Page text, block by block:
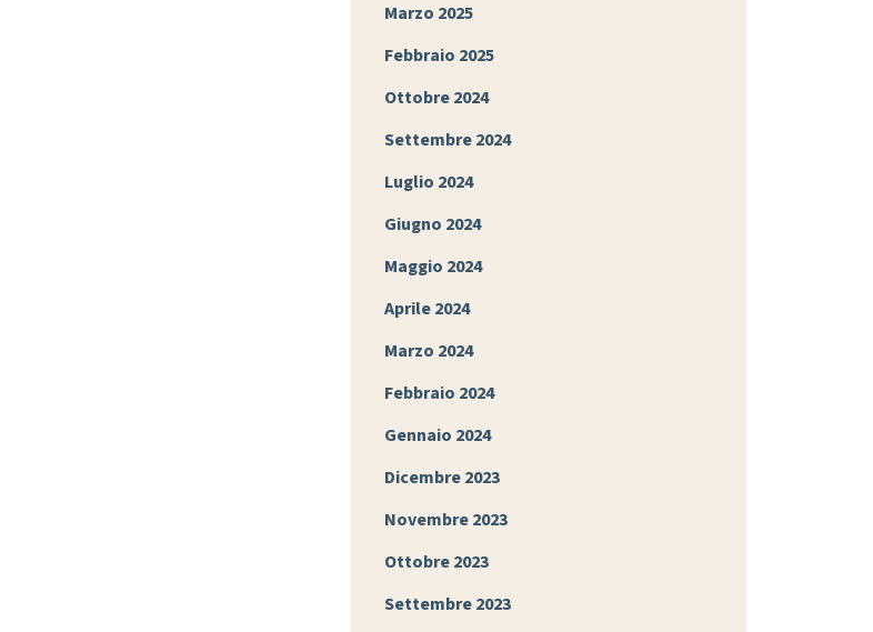
Marzo 2025
Febbraio 2025
Ottobre 2024
Settembre 2024
Luglio 2024
Giugno 2024
Maggio 2024
Aprile 2024
Marzo 2024
Febbraio 2024
Gennaio 2024
Dicembre 2023
Novembre 2023
Ottobre 2023
Settembre 2023